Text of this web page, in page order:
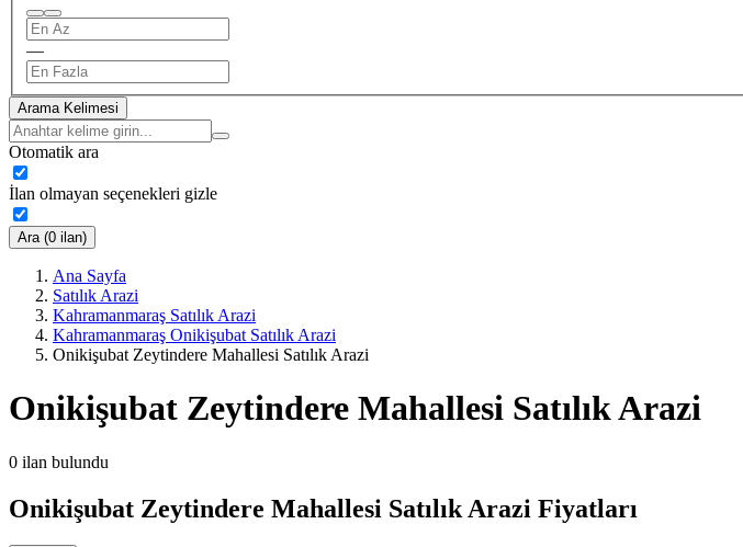
—
Arama Kelimesi
Otomatik ara
İlan olmayan seçenekleri gizle
Ara (0 ilan)
Ana Sayfa
Satılık Arazi
Kahramanmaraş Satılık Arazi
Kahramanmaraş Onikişubat Satılık Arazi
Onikişubat Zeytindere Mahallesi Satılık Arazi
Onikişubat Zeytindere Mahallesi Satılık Arazi
0 ilan bulundu
Onikişubat Zeytindere Mahallesi Satılık Arazi Fiyatları